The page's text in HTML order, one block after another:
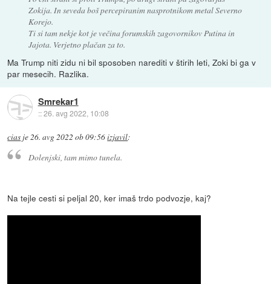
Zokija. In seveda boš percepiranim nasprotnikom metal Severno
Korejo.
Ti si tam nekje kot je večina forumskih zagovornikov Putina in
Jajota. Verjetno plačan za to.
Ma Trump niti zidu ni bil sposoben narediti v štirih leti, Zoki bi ga v
par mesecih. Razlika.
Smrekar1
::26. avg 2022, 10:08
cias je26. avg 2022 ob 09:56izjavil:
Dolenjski, tam mimo tunela.
Na tejle cesti si peljal 20, ker imaš trdo podvozje, kaj?